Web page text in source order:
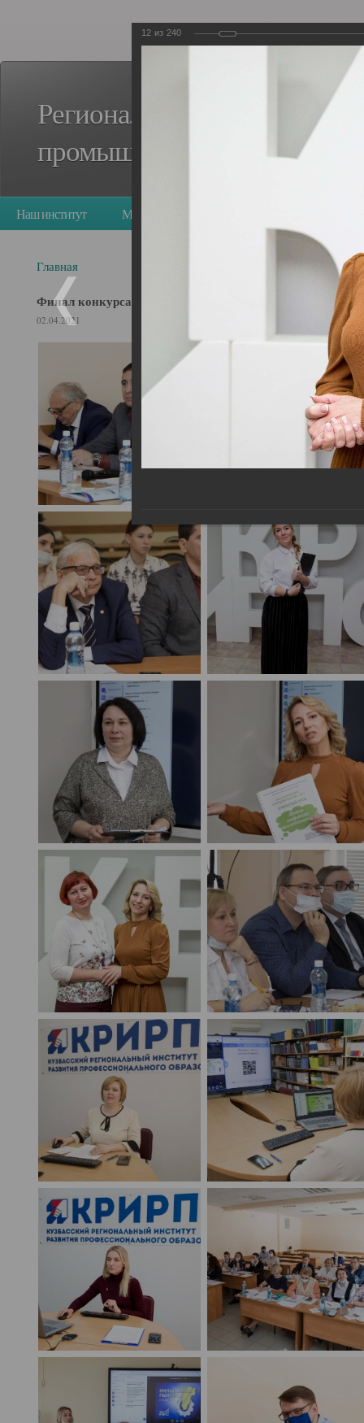
Региональный стандарт
промышленного роста в
Наш институт Мероприятия
Главная
Финал конкурса «Преподаватель года»
02.04.2021
12 из 240